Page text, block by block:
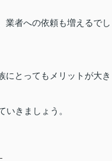
業者への依頼も増えるでし
にとってもメリットが大き
きましょう。